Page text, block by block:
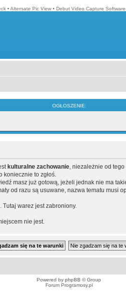
• Alternate Pic View • Debut Video Capture Software
OGŁOSZENIE:
kulturalne zachowanie, niezależnie od
to zgłoś.
masz już gotową, jeżeli jednak nie ma
od razu są usuwane, nazwa tematu musi
Tutaj warez jest zabroniony.
nie jest.
Powered by phpBB © Group
Forum Programosy.pl